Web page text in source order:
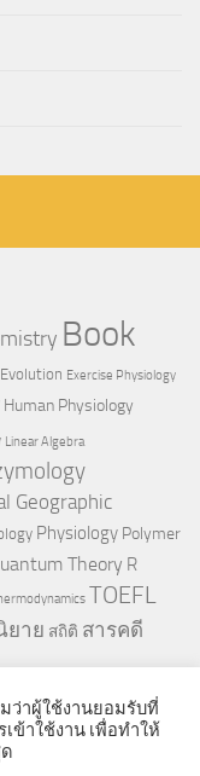
Book
Evolution Exercise Physiology
Human Physiology
Linear Algebra
Geographic
Physiology Polymer
Theory R
TOEFL
ยาย สถิติ สารคดี
ว่าผู้ใช้งานยอมรับที่
ข้าใช้งาน เพื่อทำให้